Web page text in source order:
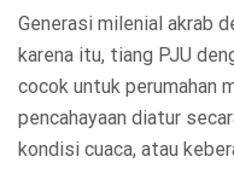
Generasi milenial akrab
karena itu, tiang PJU
cocok untuk perumahan
pencahayaan diatur
kondisi cuaca, atau